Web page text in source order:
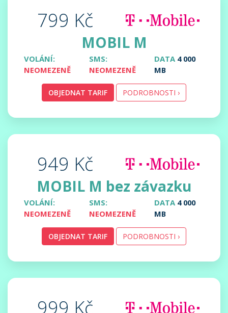
799 Kč
MOBIL M
VOLÁNÍ:
NEOMEZENĚ
SMS:
NEOMEZENĚ
DATA 4 000
MB
OBJEDNAT TARIF PODROBNOSTI ›
949 Kč
MOBIL M bez závazku
VOLÁNÍ:
NEOMEZENĚ
SMS:
NEOMEZENĚ
DATA 4 000
MB
OBJEDNAT TARIF PODROBNOSTI ›
999 Kč